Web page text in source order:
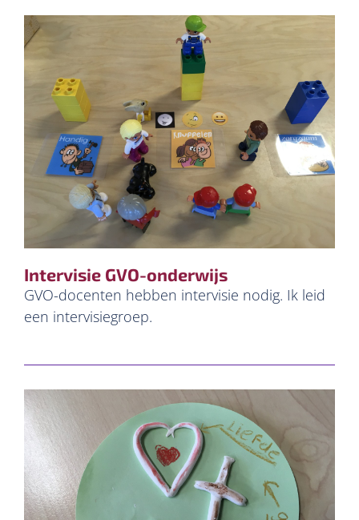
Intervisie GVO-onderwijs
GVO-docenten hebben intervisie nodig. Ik leid
een intervisiegroep.